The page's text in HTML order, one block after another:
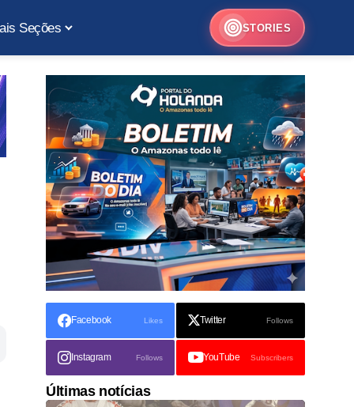
Seções STORIES
Facebook Likes Twitter Follows
Instagram Follows YouTube Subscribers
Últimas notícias